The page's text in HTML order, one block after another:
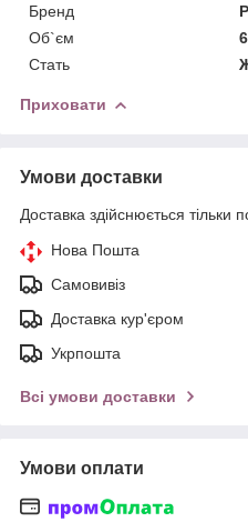
Бренд
Об`єм
Стать
Приховати
Умови доставки
Доставка здійснюється тільки
Нова Пошта
Самовивіз
Доставка кур'єром
Укрпошта
Всі умови доставки
Умови оплати